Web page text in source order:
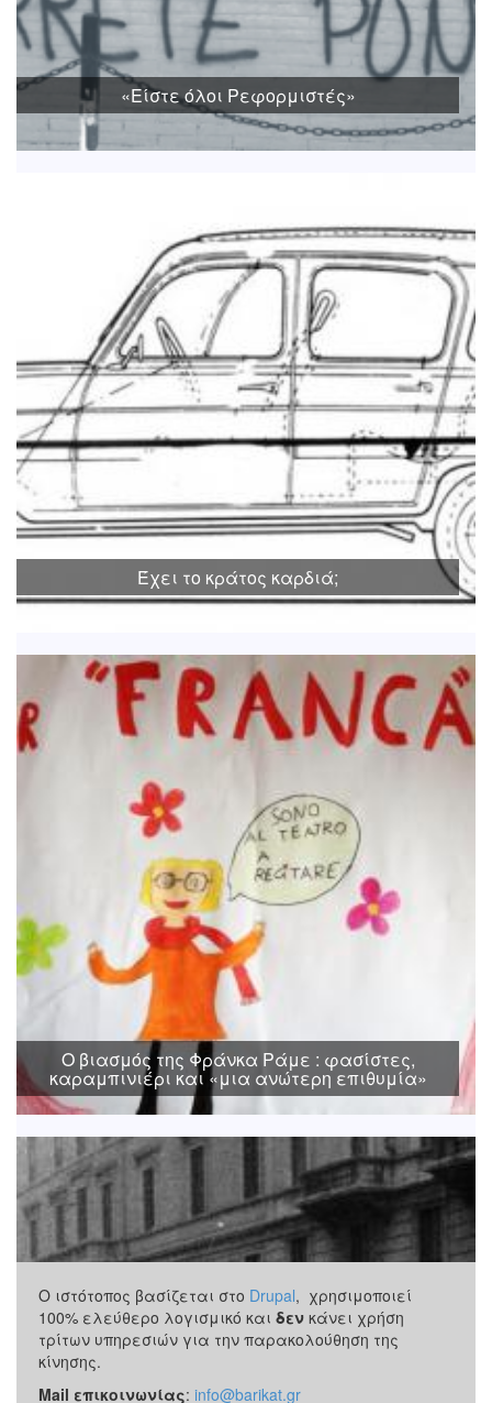
«Είστε όλοι Ρεφορμιστές»
Έχει το κράτος καρδιά;
Ο βιασμός της Φράνκα Ράμε : φασίστες,
καραμπινιέρι και «μια ανώτερη επιθυμία»
Ο ιστότοπος βασίζεται στο Drupal, χρησιμοποιεί
100% ελεύθερο λογισμικό και δεν κάνει χρήση
τρίτων υπηρεσιών για την παρακολούθηση της
κίνησης.
Mail επικοινωνίας: info@barikat.gr